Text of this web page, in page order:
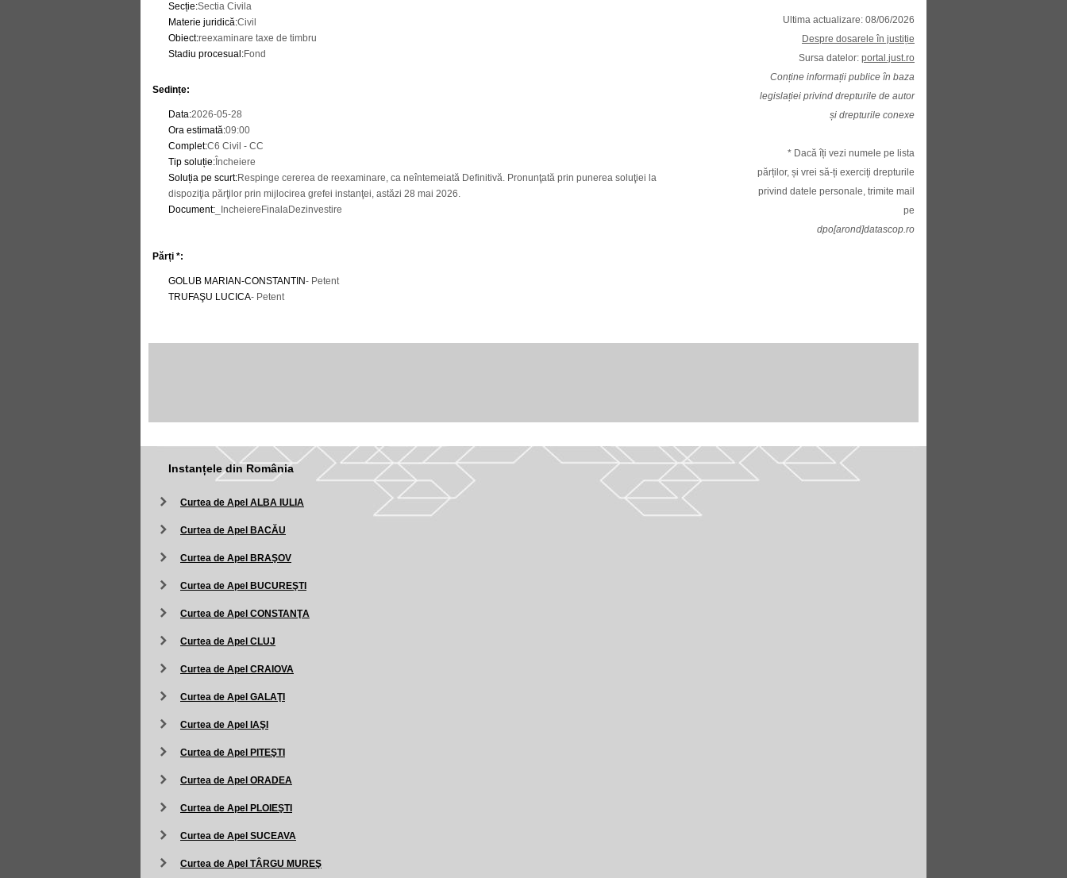
Secție:Sectia Civila
Materie juridică:Civil
Obiect:reexaminare taxe de timbru
Stadiu procesual :Fond
Sedințe:
Data:2026-05-28
Ora estimată:09:00
Complet:C6 Civil - CC
Tip soluție: Încheiere
Soluția pe scurt:Respinge cererea de reexaminare, ca neîntemeiată Definitivă. Pronunţată prin punerea soluţiei la
dispoziţia părţilor prin mijlocirea grefei instanţei, astăzi 28 mai 2026.
Document: _IncheiereFinalaDezinvestire
Părți *:
GOLUB MARIAN-CONSTANTIN- Petent
TRUFAŞU LUCICA- Petent
Ultima actualizare: 08/06/2026
Despre dosarele în justiție
Sursa datelor: portal.just.ro
Conține informații publice în baza
legislației privind drepturile de autor
și drepturile conexe
* Dacă îți vezi numele pe lista
părților, și vrei să-ți exerciți drepturile
privind datele personale, trimite mail
pe
dpo[arond]datascop.ro
Instanțele din România
Curtea de Apel ALBA IULIA
Curtea de Apel BACĂU
Curtea de Apel BRAŞOV
Curtea de Apel BUCUREŞTI
Curtea de Apel CONSTANŢA
Curtea de Apel CLUJ
Curtea de Apel CRAIOVA
Curtea de Apel GALAŢI
Curtea de Apel IAŞI
Curtea de Apel PITEŞTI
Curtea de Apel ORADEA
Curtea de Apel PLOIEŞTI
Curtea de Apel SUCEAVA
Curtea de Apel TÂRGU MUREŞ